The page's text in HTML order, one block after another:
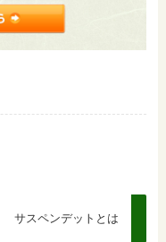
サスペンデットとは